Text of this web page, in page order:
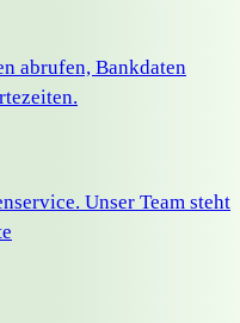
abrufen, Bankdaten
Unser Team steht